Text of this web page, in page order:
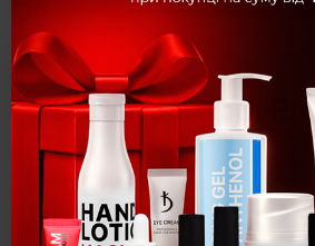
Вітаємо в Kodi
Оберіть мову для
покупок:
Опис
Пензлик для розтушовування №07
Пензлик для розтушовування
Якісне розтушовування без різких
робить макіяж природним і доглянутим.
розтушовування залежить, як буде